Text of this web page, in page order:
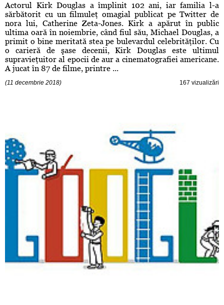
Actorul Kirk Douglas a împlinit 102 ani, iar familia l-a
sărbătorit cu un filmuleţ omagial publicat pe Twitter de
nora lui, Catherine Zeta-Jones. Kirk a apărut în public
ultima oară în noiembrie, când fiul său, Michael Douglas, a
primit o bine meritată stea pe bulevardul celebrităţilor. Cu
o carieră de şase decenii, Kirk Douglas este ultimul
supravieţuitor al epocii de aur a cinematografiei americane.
A jucat în 87 de filme, printre ...
(11 decembrie 2018) 167 vizualizări